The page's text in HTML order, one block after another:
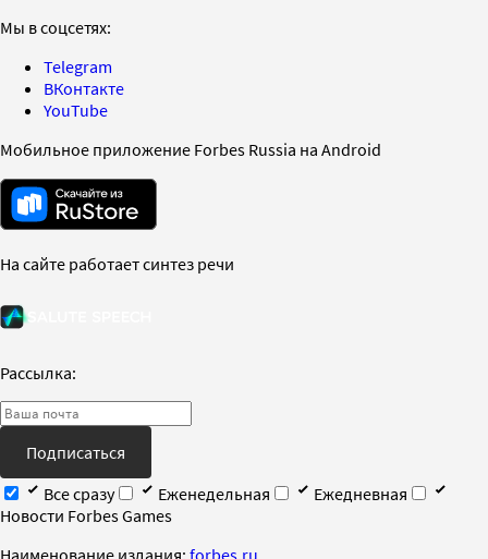
Мы в соцсетях:
Telegram
ВКонтакте
YouTube
Мобильное приложение Forbes Russia на Android
На сайте работает синтез речи
Рассылка:
Подписаться
Все сразу
Еженедельная
Ежедневная
Новости Forbes Games
Наименование издания: forbes.ru